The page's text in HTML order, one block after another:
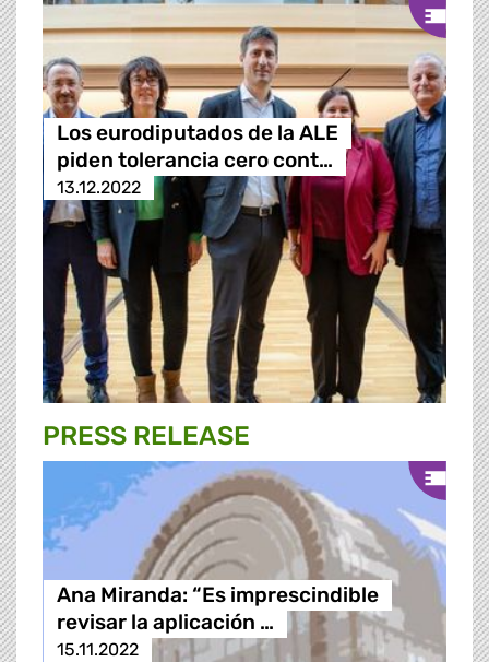
Los eurodiputados de la ALE
piden tolerancia cero cont…
13.12.2022
PRESS RELEASE
Ana Miranda: “Es imprescindible
revisar la aplicación …
15.11.2022